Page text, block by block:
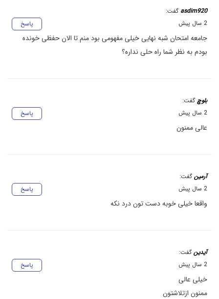
asdim920 گفت:
پاسخ
2 سال پیش
جامعه امتحان شبه نهایی خیلی مفهومی بود منم تا الان حفظی خونده
بودم به نظر شما راه حلی نداره؟
بلوچ گفت:
پاسخ
2 سال پیش
عالی ممنون
آرمین گفت:
پاسخ
2 سال پیش
واقعا خیلی خوبه دست تون درد نکه
آیدین گفت:
پاسخ
2 سال پیش
خیلی عالی
ممنون ازتلاشتون